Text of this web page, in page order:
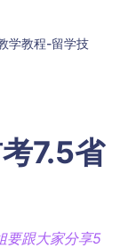
学教程-留学技
7.5省
跟大家分享5